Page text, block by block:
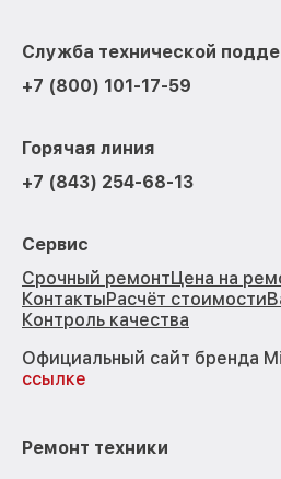
Служба технической
+7 (800) 101-17-59
Горячая линия
+7 (843) 254-68-13
Сервис
Срочный ремонтЦена на
КонтактыРасчёт стоимости
Контроль качества
Официальный сайт бренда
ссылке
Ремонт техники